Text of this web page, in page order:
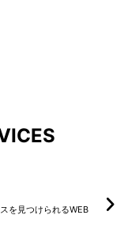
を見つけられるWEB